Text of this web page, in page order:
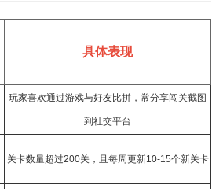
具体表现
玩家喜欢通过游戏与好友比拼，常分享闯关截图
到社交平台
关卡数量超过200关，且每周更新10-15个新关卡